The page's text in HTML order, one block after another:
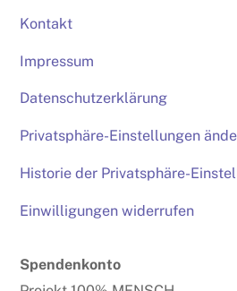
Kontakt
Impressum
Datenschutzerklärung
Privatsphäre-Einstellungen
Historie der Privatsphäre-
Einwilligungen widerrufen
Spendenkonto